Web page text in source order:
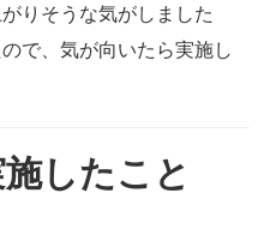
りそうな気がしました
で、気が向いたら実施し
したこと